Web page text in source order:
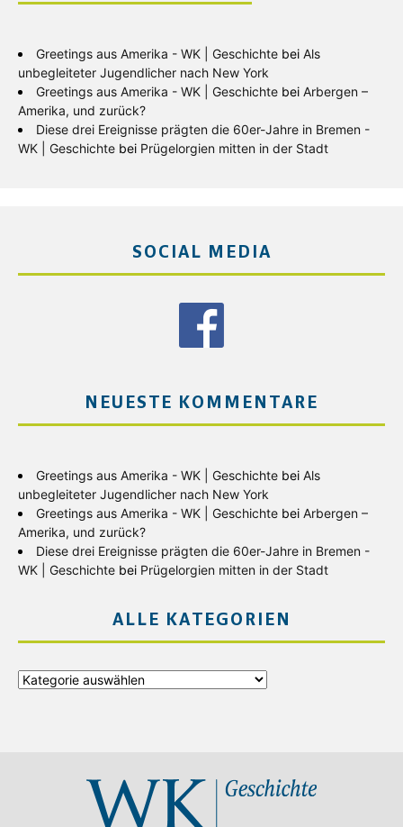
Greetings aus Amerika - WK | Geschichte bei Als
unbegleiteter Jugendlicher nach New York
Greetings aus Amerika - WK | Geschichte bei Arbergen –
Amerika, und zurück?
Diese drei Ereignisse prägten die 60er-Jahre in Bremen -
WK | Geschichte bei Prügelorgien mitten in der Stadt
SOCIAL MEDIA
NEUESTE KOMMENTARE
Greetings aus Amerika - WK | Geschichte bei Als
unbegleiteter Jugendlicher nach New York
Greetings aus Amerika - WK | Geschichte bei Arbergen –
Amerika, und zurück?
Diese drei Ereignisse prägten die 60er-Jahre in Bremen -
WK | Geschichte bei Prügelorgien mitten in der Stadt
ALLE KATEGORIEN
Alle